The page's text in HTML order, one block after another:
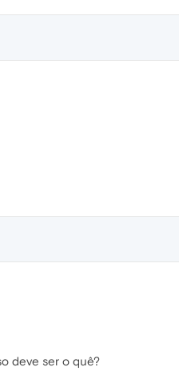
deve ser o quê?